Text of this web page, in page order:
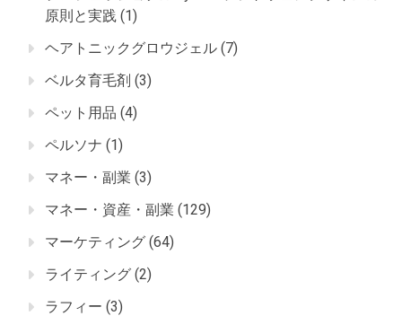
原則と実践 (1)
ヘアトニックグロウジェル (7)
ベルタ育毛剤 (3)
ペット用品 (4)
ペルソナ (1)
マネー・副業 (3)
マネー・資産・副業 (129)
マーケティング (64)
ライティング (2)
ラフィー (3)